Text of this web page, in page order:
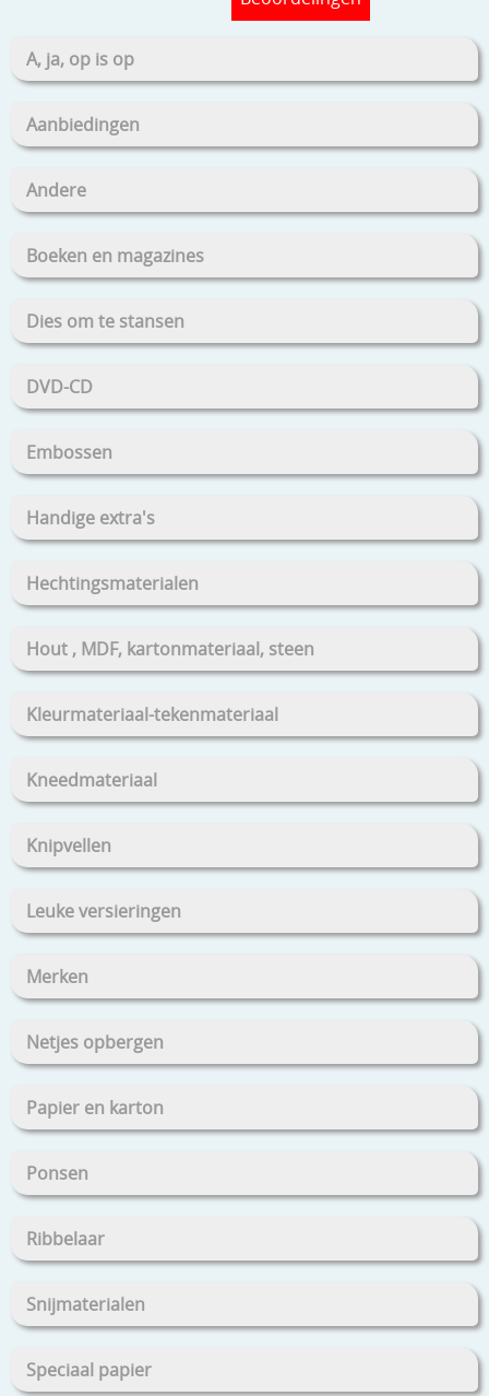
A, ja, op is op
Aanbiedingen
Andere
Boeken en magazines
Dies om te stansen
DVD-CD
Embossen
Handige extra's
Hechtingsmaterialen
Hout , MDF, kartonmateriaal, steen
Kleurmateriaal-tekenmateriaal
Kneedmateriaal
Knipvellen
Leuke versieringen
Merken
Netjes opbergen
Papier en karton
Ponsen
Ribbelaar
Snijmaterialen
Speciaal papier